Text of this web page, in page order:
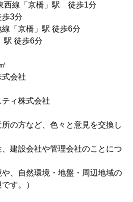
西線「京橋」駅 徒歩1分
3分
「京橋」駅 徒歩6分
駅 徒歩6分
会社
ィ株式会社
の方など、色々と意見を交換し
建設会社や管理会社のことにつ
や、自然環境・地盤・周辺地域の
す。）